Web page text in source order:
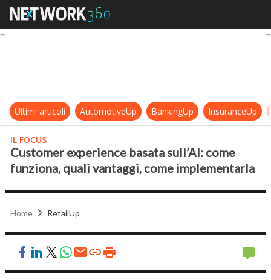
Customer experience basata
Ultimi articoli AutomotiveUp BankingUp InsuranceUp
IL FOCUS
Customer experience basata sull’AI: come
funziona, quali vantaggi, come implementarla
Home RetailUp